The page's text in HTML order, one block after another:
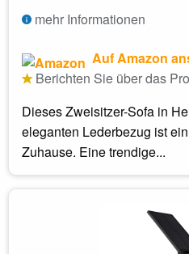
mehr Informationen
Auf Amazon
Berichten Sie über das
Dieses Zweisitzer-Sofa in
eleganten Lederbezug ist
Zuhause. Eine trendige...